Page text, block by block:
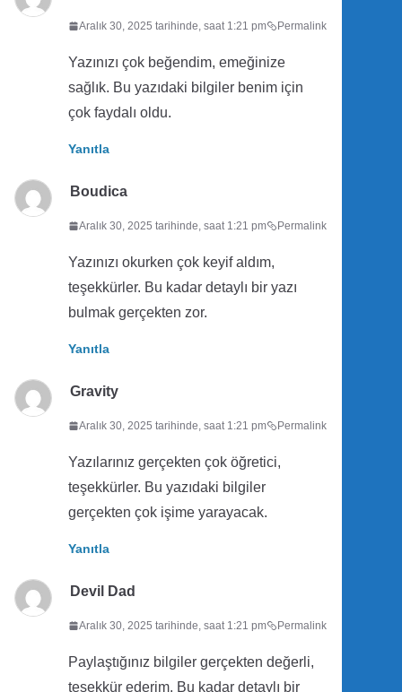
Aralık 30, 2025 tarihinde, saat 1:21 pm Permalink
Yazınızı çok beğendim, emeğinize
sağlık. Bu yazıdaki bilgiler benim için
çok faydalı oldu.
Yanıtla
Boudica
Aralık 30, 2025 tarihinde, saat 1:21 pm Permalink
Yazınızı okurken çok keyif aldım,
teşekkürler. Bu kadar detaylı bir yazı
bulmak gerçekten zor.
Yanıtla
Gravity
Aralık 30, 2025 tarihinde, saat 1:21 pm Permalink
Yazılarınız gerçekten çok öğretici,
teşekkürler. Bu yazıdaki bilgiler
gerçekten çok işime yarayacak.
Yanıtla
Devil Dad
Aralık 30, 2025 tarihinde, saat 1:21 pm Permalink
Paylaştığınız bilgiler gerçekten değerli,
teşekkür ederim. Bu kadar detaylı bir